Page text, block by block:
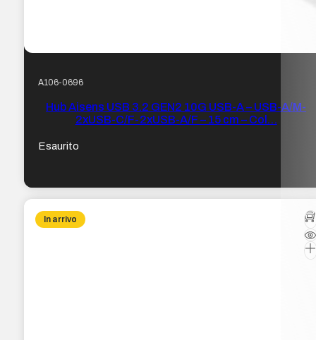
A106-0696
Hub Aisens USB 3.2 GEN2 10G USB-A – USB-A/M-
2xUSB-C/F-2xUSB-A/F – 15 cm – Col…
Esaurito
In arrivo